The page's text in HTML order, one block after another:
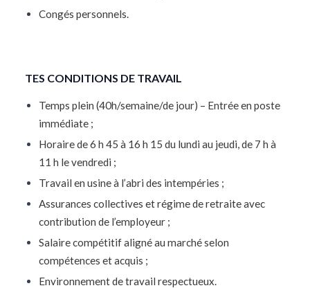
Congés personnels.
TES CONDITIONS DE TRAVAIL
Temps plein (40h/semaine/de jour) – Entrée en poste
immédiate ;
Horaire de 6 h 45 à 16 h 15 du lundi au jeudi, de 7 h à
11 h le vendredi ;
Travail en usine à l’abri des intempéries ;
Assurances collectives et régime de retraite avec
contribution de l’employeur ;
Salaire compétitif aligné au marché selon
compétences et acquis ;
Environnement de travail respectueux.